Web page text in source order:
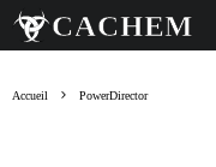
Accueil PowerDirector